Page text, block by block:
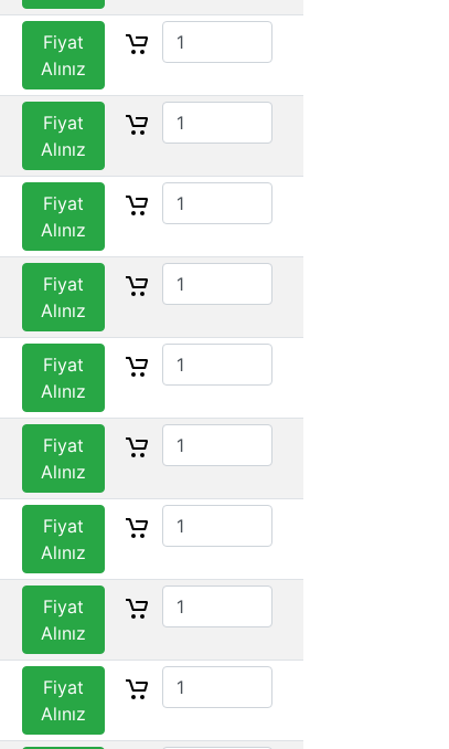
Fiyat
Alınız
Fiyat
Alınız
Fiyat
Alınız
Fiyat
Alınız
Fiyat
Alınız
Fiyat
Alınız
Fiyat
Alınız
Fiyat
Alınız
Fiyat
Alınız